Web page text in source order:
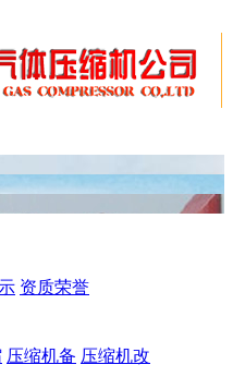
资质荣誉
压缩机备 压缩机改